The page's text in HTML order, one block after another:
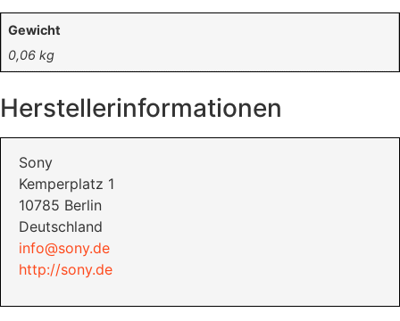
Gewicht
0,06 kg
Herstellerinformationen
Sony
Kemperplatz 1
10785 Berlin
Deutschland
info@sony.de
http://sony.de